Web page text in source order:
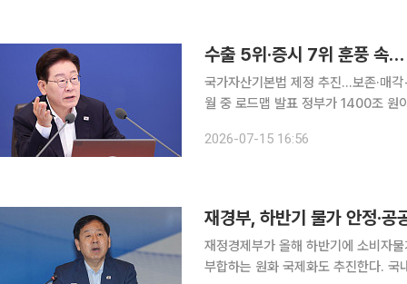
수출 5위·증시 7위 훈풍 속
국가자산기본법 제정 추진…보존·매
월 중 로드맵 발표 정부가 1400조 원이 넘는 국가자산 운용 방식을 보존·매각 중심에서 가치창출형
거래할 수 있도록 국제화 작업도 속
2026-07-15 16:56
재경부, 하반기 물가 안정·
재정경제부가 올해 하반기에 소비자
부합하는 원화 국제화도 추진한다.